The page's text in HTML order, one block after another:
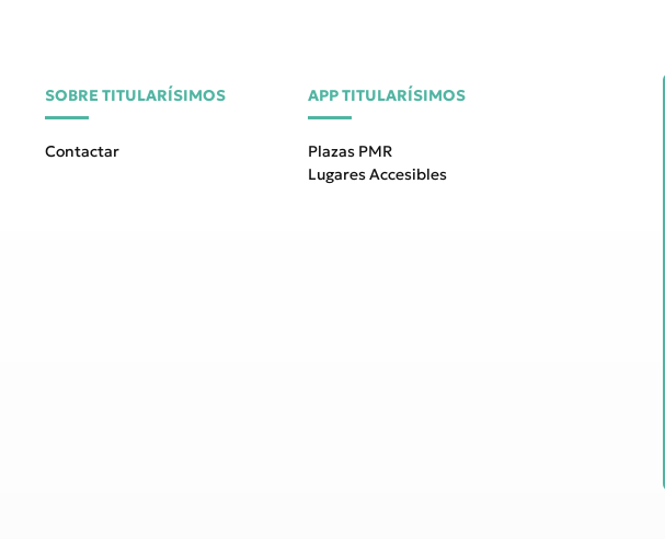
SOBRE TITULARÍSIMOS
Contactar
APP TITULARÍSIMOS
Plazas PMR
Lugares Accesibles